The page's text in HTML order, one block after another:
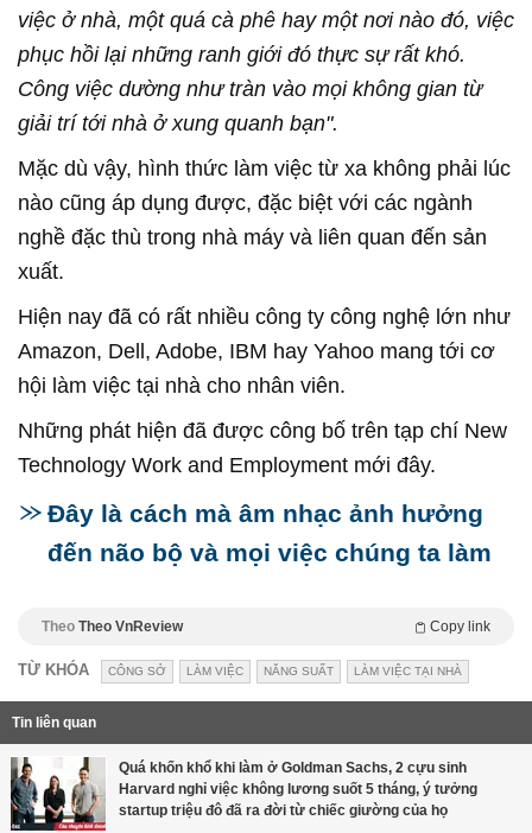
việc ở nhà, một quá cà phê hay một nơi nào đó, việc
phục hồi lại những ranh giới đó thực sự rất khó.
Công việc dường như tràn vào mọi không gian từ
giải trí tới nhà ở xung quanh bạn".
Mặc dù vậy, hình thức làm việc từ xa không phải lúc
nào cũng áp dụng được, đặc biệt với các ngành
nghề đặc thù trong nhà máy và liên quan đến sản
xuất.
Hiện nay đã có rất nhiều công ty công nghệ lớn như
Amazon, Dell, Adobe, IBM hay Yahoo mang tới cơ
hội làm việc tại nhà cho nhân viên.
Những phát hiện đã được công bố trên tạp chí New
Technology Work and Employment mới đây.
Đây là cách mà âm nhạc ảnh hưởng
đến não bộ và mọi việc chúng ta làm
Theo Theo VnReview Copy link
TỪ KHÓA CÔNG SỞ LÀM VIỆC NĂNG SUẤT LÀM VIỆC TẠI NHÀ
Tin liên quan
Quá khốn khổ khi làm ở Goldman Sachs, 2 cựu sinh
Harvard nghỉ việc không lương suốt 5 tháng, ý tưởng
startup triệu đô đã ra đời từ chiếc giường của họ